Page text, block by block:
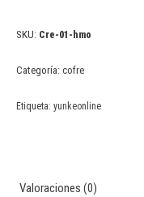
SKU: Cre-01-hmo
Categoría: cofre
Etiqueta: yunkeonline
Valoraciones (0)